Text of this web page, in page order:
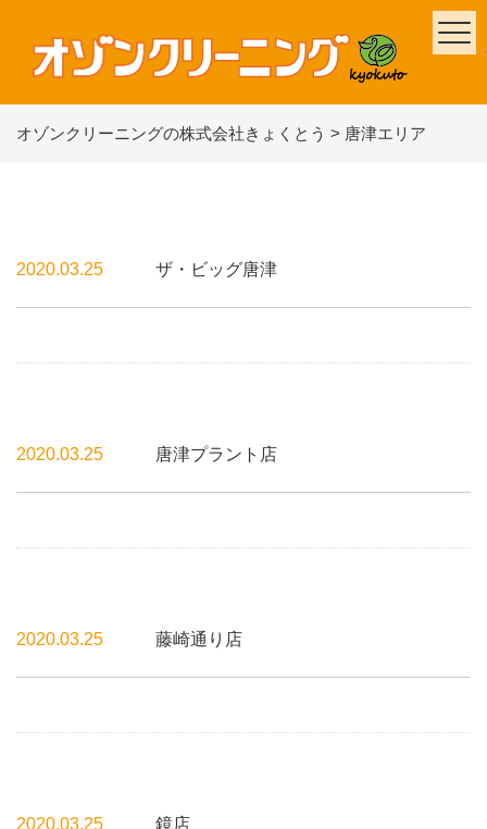
オゾンクリーニングの株式会社きょくとう > 唐津エリア
2020.03.25 ザ・ビッグ唐津
2020.03.25 唐津プラント店
2020.03.25 藤崎通り店
2020.03.25 鏡店